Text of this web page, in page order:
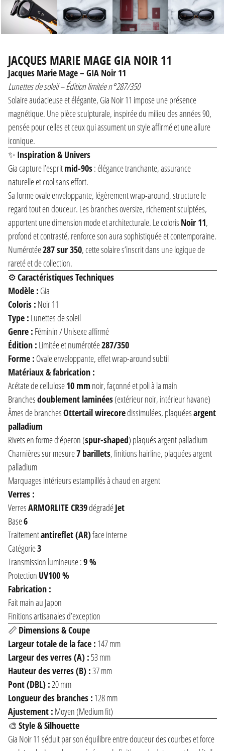
JACQUES MARIE MAGE GIA NOIR 11
Jacques Marie Mage– GIA Noir 11
Lunettes de soleil – Édition limitée n°287/350
Solaire audacieuse et élégante, Gia Noir 11 impose une présence
magnétique. Une pièce sculpturale, inspirée du milieu des années 90,
pensée pour celles et ceux qui assument un style affirmé et une allure
iconique.
✨ Inspiration & Univers
Gia capture l’espritmid-90s: élégance tranchante, assurance
naturelle et cool sans effort.
Sa forme ovale enveloppante, légèrement wrap-around, structure le
regard tout en douceur. Les branches oversize, richement sculptées,
apportent une dimension mode et architecturale. Le coloris Noir 11,
profond et contrasté, renforce son aura sophistiquée et contemporaine.
Numérotée287 sur 350, cette solaire s’inscrit dans une logique de
rareté et de collection.
⚙️Caractéristiques Techniques
Modèle : Gia
Coloris : Noir 11
Type : Lunettes de soleil
Genre : Féminin / Unisexe affirmé
Édition : Limitée et numérotée287/350
Forme : Ovale enveloppante, effet wrap-around subtil
Matériaux & fabrication :
Acétate de cellulose10 mm noir, façonné et poli à la main
Branchesdoublement laminées(extérieur noir, intérieur havane)
Âmes de branchesOttertail wirecoredissimulées, plaquéesargent
palladium
Rivets en forme d’éperon (spur-shaped) plaqués argent palladium
Charnières sur mesure7 barillets, finitions hairline, plaquées argent
palladium
Marquages intérieurs estampillés à chaud en argent
Verres :
VerresARMORLITE CR39dégradéJet
Base6
Traitementantireflet (AR)face interne
Catégorie3
Transmission lumineuse :9 %
Protection UV100 %
Fabrication :
Fait main au Japon
Finitions artisanales d’exception
📏 Dimensions & Coupe
Largeur totale de la face : 147 mm
Largeur des verres (A) : 53 mm
Hauteur des verres (B) :37 mm
Pont (DBL) :20 mm
Longueur des branches : 128 mm
Ajustement : Moyen (Medium fit)
🎨 Style & Silhouette
Gia Noir 11 séduit par son équilibre entre douceur des courbes et force